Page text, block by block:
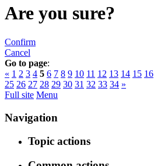
Are you sure?
Confirm
Cancel
Go to page:
« 1 2 3 4 5 6 7 8 9 10 11 12 13 14 15 16
25 26 27 28 29 30 31 32 33 34 »
Full site Menu
Navigation
Topic actions